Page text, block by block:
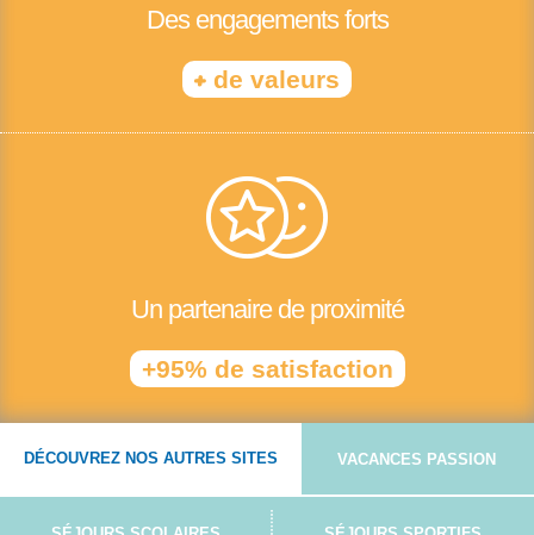
Des engagements forts
+ de valeurs
Un partenaire de proximité
+95% de satisfaction
DÉCOUVREZ NOS AUTRES SITES VACANCES PASSION